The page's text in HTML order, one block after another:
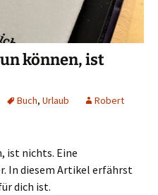
können, ist
Buch, Urlaub
Robert
ist nichts. Eine
In diesem Artikel erfährst
dich ist.